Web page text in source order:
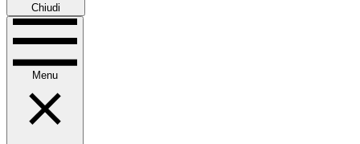
Chiudi
Menu